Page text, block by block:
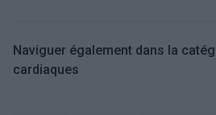
Naviguer également dans la
cardiaques